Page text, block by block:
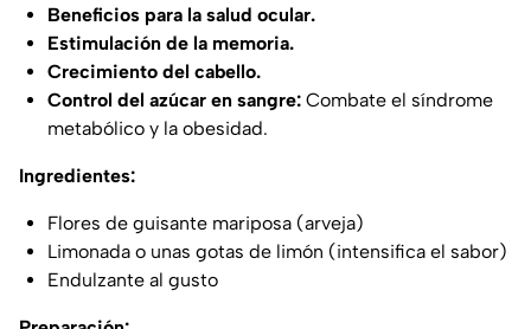
Beneficios para la salud ocular.
Estimulación de la memoria.
Crecimiento del cabello.
Control del azúcar en sangre: Combate el síndrome
metabólico y la obesidad.
Ingredientes:
Flores de guisante mariposa (arveja)
Limonada o unas gotas de limón (intensifica el sabor)
Endulzante al gusto